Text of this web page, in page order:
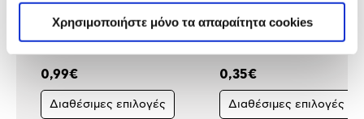
Χρησιμοποιήστε μόνο τα απαραίτητα cookies
Β5 50 Φύλλων
0,99€
Διαθέσιμες επιλογές
up Πάχος Μύτης 1,2mm
0,35€
Διαθέσιμες επιλογές